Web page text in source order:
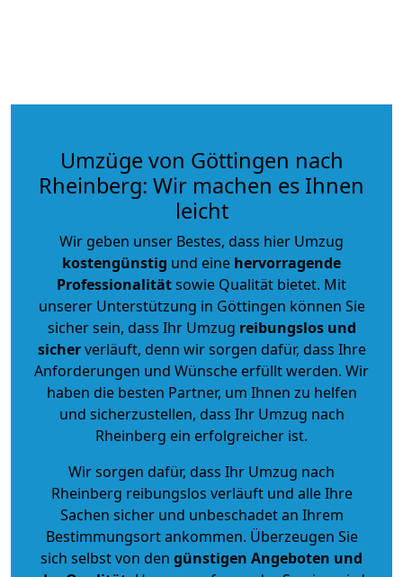
Umzüge von Göttingen nach
Rheinberg: Wir machen es Ihnen
leicht
Wir geben unser Bestes, dass hier Umzug
kostengünstig und eine hervorragende
Professionalitätsowie Qualität bietet. Mit
unserer Unterstützung in Göttingen können Sie
sicher sein, dass Ihr Umzug reibungslos und
sicherverläuft, denn wir sorgen dafür, dass Ihre
Anforderungen und Wünsche erfüllt werden. Wir
haben die besten Partner, um Ihnen zu helfen
und sicherzustellen, dass Ihr Umzug nach
Rheinberg ein erfolgreicher ist.
Wir sorgen dafür, dass Ihr Umzug nach
Rheinberg reibungslos verläuft und alle Ihre
Sachen sicher und unbeschadet an Ihrem
Bestimmungsort ankommen. Überzeugen Sie
sich selbst von den günstigen Angeboten und